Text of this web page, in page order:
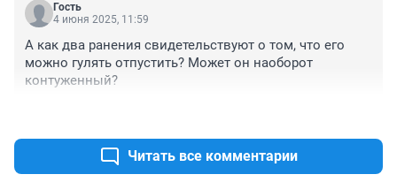
Гость
4 июня 2025, 11:59
А как два ранения свидетельствуют о том, что его
можно гулять отпустить? Может он наоборот
контуженный?
Читать все комментарии